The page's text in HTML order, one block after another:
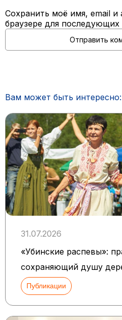
Сохранить моё имя, email и
браузере для
Вам может быть интересно:
31.07.2026
«Убинские распевы»:
сохраняющий душу
Публикации